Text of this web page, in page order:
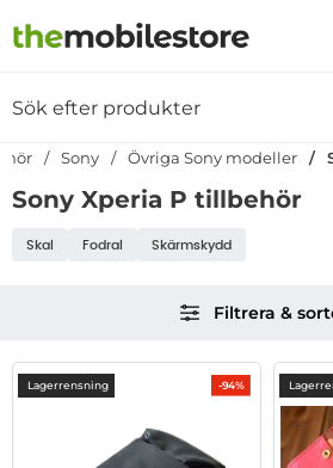
Startsidan för Danira
Sony Övriga Sony modeller
Sony Xperia P tillbehör
Underkategorier
Skal Fodral Skärmskydd
Filtrera &
Filtrera & sortera
produktlista
Lagerrensning -94%